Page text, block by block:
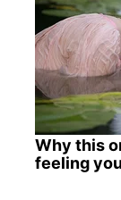
Why this
feeling